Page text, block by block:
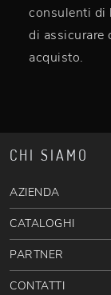
consulenti di
di assicurare
acquisto.
CHI SIAMO
AZIENDA
CATALOGHI
PARTNER
CONTATTI